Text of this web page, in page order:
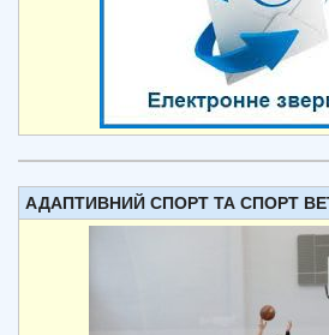
АДАПТИВНИЙ СПОРТ ТА СПОРТ